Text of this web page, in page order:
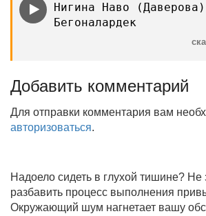
Нигина Наво
Бегоналардек
Добавить комментарий
Для отправки комментария вам
авторизоваться.
Надоело сидеть в глухой тишине? Не
разбавить процесс выполнения
Окружающий шум нагнетает вашу